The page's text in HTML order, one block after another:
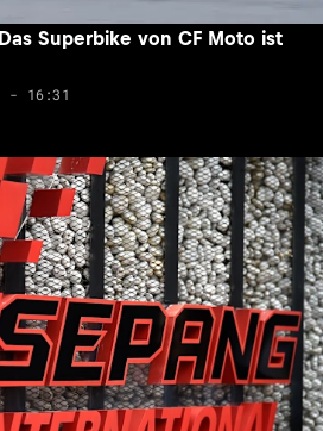
Superbike von CF Moto ist
- 16:31